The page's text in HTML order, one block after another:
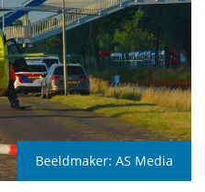
Beeldmaker: AS Media